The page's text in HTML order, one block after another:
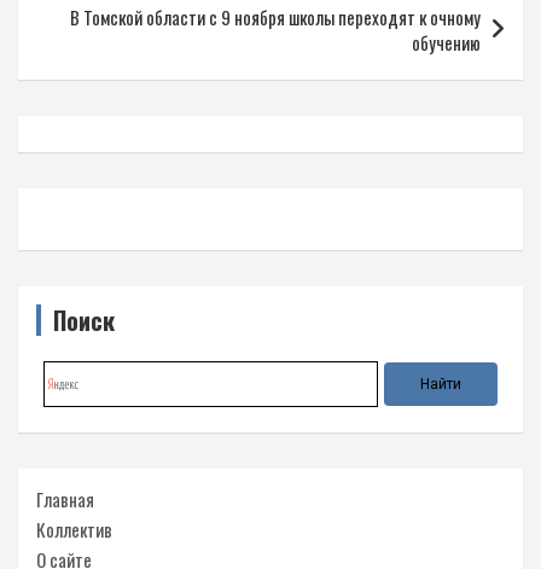
В Томской области с 9 ноября школы переходят к очному
обучению
Поиск
Главная
Коллектив
О сайте